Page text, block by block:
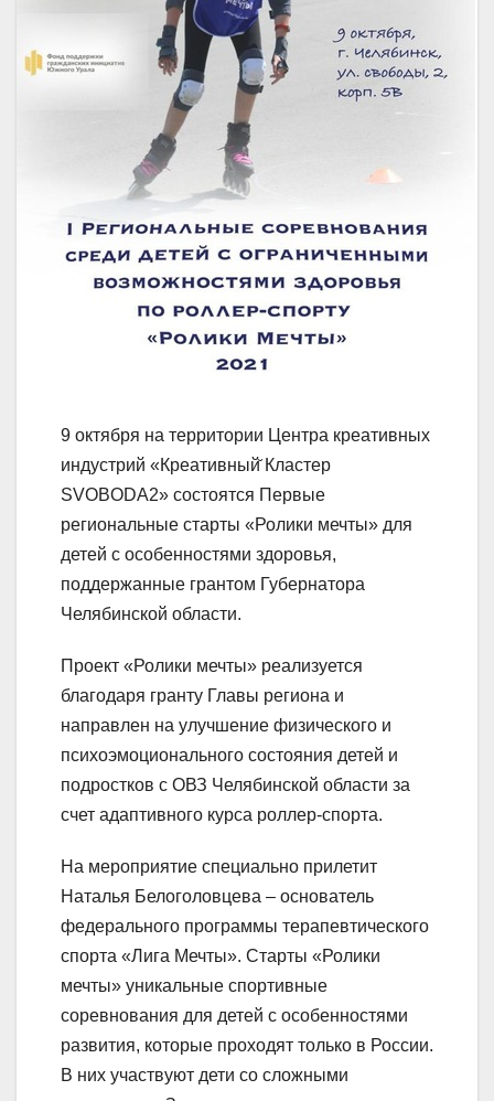
9 октября на территории Центра креативных
индустрий «Креативный̆ Кластер
SVOBODA2» состоятся Первые
региональные старты «Ролики мечты» для
детей с особенностями здоровья,
поддержанные грантом Губернатора
Челябинской области.
Проект «Ролики мечты» реализуется
благодаря гранту Главы региона и
направлен на улучшение физического и
психоэмоционального состояния детей и
подростков с ОВЗ Челябинской области за
счет адаптивного курса роллер-спорта.
На мероприятие специально прилетит
Наталья Белоголовцева – основатель
федерального программы терапевтического
спорта «Лига Мечты». Старты «Ролики
мечты» уникальные спортивные
соревнования для детей с особенностями
развития, которые проходят только в России.
В них участвуют дети со сложными